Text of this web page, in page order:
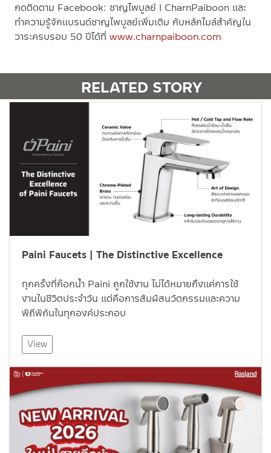
กดติดตาม Facebook: ชาญไพบูลย์ l CharnPaiboon และ
ทำความรู้จักแบรนด์ชาญไพบูลย์เพิ่มเติม กับหลักไมล์สำคัญใน
วาระครบรอบ 50 ปีได้ที่ www.charnpaiboon.com
RELATED STORY
Paini Faucets | The Distinctive Excellence
ทุกครั้งที่ก๊อกน้ำ Paini ถูกใช้งาน ไม่ได้หมายถึงแค่การใช้
งานในชีวิตประจำวัน แต่คือการสัมผัสนวัตกรรมและความ
พิถีพิถันในทุกองค์ประกอบ
View